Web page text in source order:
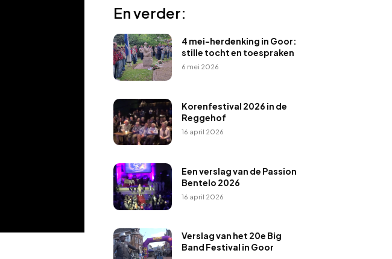
En verder:
4 mei-herdenking in Goor:
stille tocht en toespraken
6 mei 2026
Korenfestival 2026 in de
Reggehof
16 april 2026
Een verslag van de Passion
Bentelo 2026
16 april 2026
Verslag van het 20e Big
Band Festival in Goor